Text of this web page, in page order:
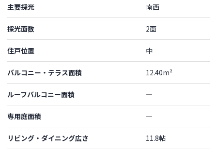
主要採光 南西
採光面数 2面
住戸位置 中
バルコニー・テラス面積 12.40m²
ルーフバルコニー面積 ―
専用庭面積 ―
リビング・ダイニング広さ 11.8帖